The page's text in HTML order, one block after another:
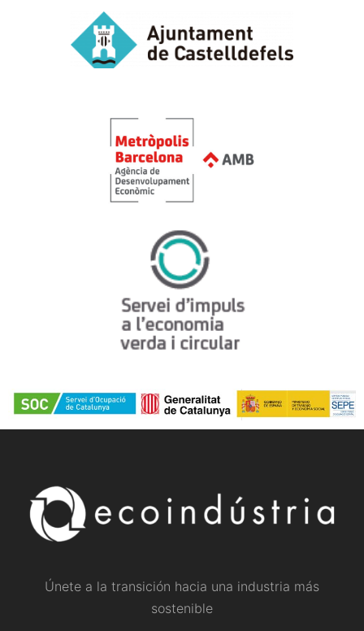
Únete a la transición hacia una industria más
sostenible